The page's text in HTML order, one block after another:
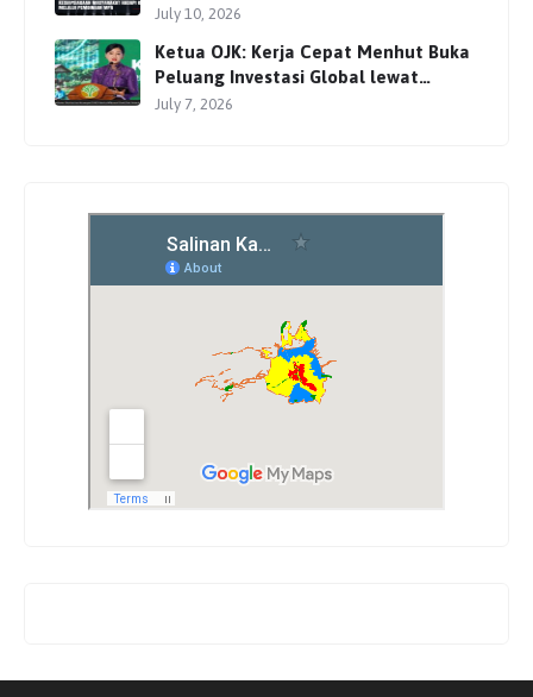
Karhutla Melalui Pembinaan MPA
July 10, 2026
Ketua OJK: Kerja Cepat Menhut Buka
Peluang Investasi Global lewat
Perdagangan Karbon
July 7, 2026